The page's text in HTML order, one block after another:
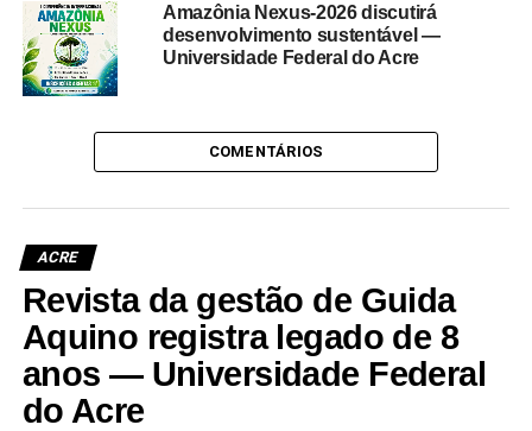
Amazônia Nexus-2026 discutirá
desenvolvimento sustentável —
Universidade Federal do Acre
COMENTÁRIOS
ACRE
Revista da gestão de Guida
Aquino registra legado de 8
anos — Universidade Federal
do Acre